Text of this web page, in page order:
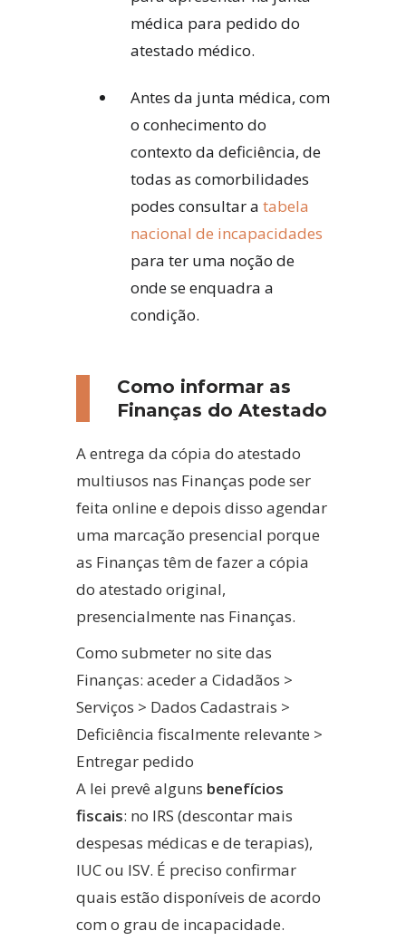
médica para pedido do
atestado médico.
Antes da junta médica, com
o conhecimento do
contexto da deficiência, de
todas as comorbilidades
podes consultar a tabela
nacional de incapacidades
para ter uma noção de
onde se enquadra a
condição.
Como informar as
Finanças do Atestado
A entrega da cópia do atestado
multiusos nas Finanças pode ser
feita online e depois disso agendar
uma marcação presencial porque
as Finanças têm de fazer a cópia
do atestado original,
presencialmente nas Finanças.
Como submeter no site das
Finanças: aceder a Cidadãos >
Serviços > Dados Cadastrais >
Deficiência fiscalmente relevante >
Entregar pedido
A lei prevê alguns benefícios
fiscais: no IRS (descontar mais
despesas médicas e de terapias),
IUC ou ISV. É preciso confirmar
quais estão disponíveis de acordo
com o grau de incapacidade.